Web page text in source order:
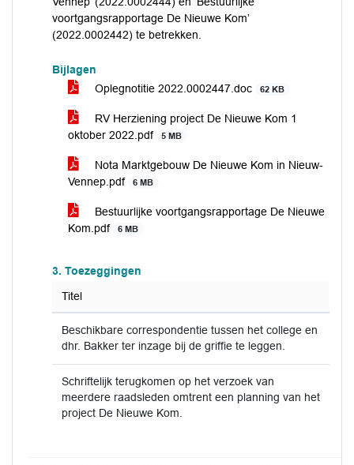
voortgangsrapportage De Nieuwe Kom’
(2022.0002442) te betrekken.
Bijlagen
Oplegnotitie 2022.0002447.doc
62 KB
RV Herziening project De Nieuwe Kom 1
oktober 2022.pdf
5 MB
Nota Marktgebouw De Nieuwe Kom in Nieuw-
Vennep.pdf
6 MB
Bestuurlijke voortgangsrapportage De Nieuwe
Kom.pdf
6 MB
3. Toezeggingen
Titel
Beschikbare correspondentie tussen het college en
dhr. Bakker ter inzage bij de griffie te leggen.
Schriftelijk terugkomen op het verzoek van
meerdere raadsleden omtrent een planning van het
project De Nieuwe Kom.